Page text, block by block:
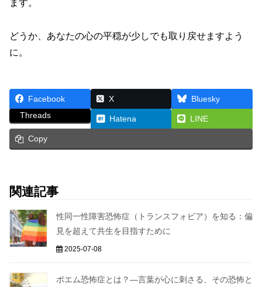
ます。
どうか、あなたの心の平穏が少しでも取り戻せますよう
に。
Facebook X
Bluesky
Threads
Hatena LINE
Copy
関連記事
性同一性障害恐怖症（トランスフォビア）を知る：偏
見を超えて共生を目指すために
2025-07-08
ポエム恐怖症とは？―言葉が心に刺さる、その恐怖と